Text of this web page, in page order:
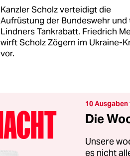
Kanzler Scholz verteidigt die
Aufrüstung der Bundeswehr und
Lindners Tankrabatt. Friedrich
wirft Scholz Zögern im Ukraine-
vor.
10
Die
Unsere
es nicht